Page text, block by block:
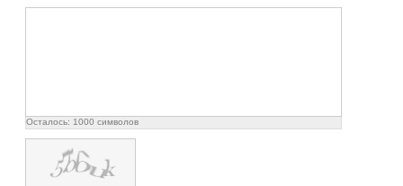
Осталось: 1000 символов